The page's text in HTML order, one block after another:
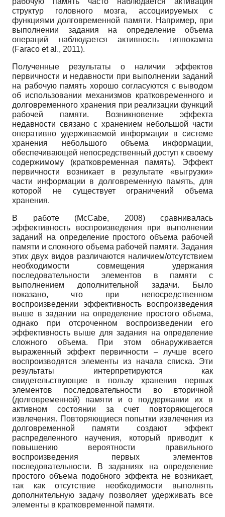
структур головного мозга, ассоциируемых с
функциями долговременной памяти. Например, при
выполнении задания на определение объема
операций наблюдается активность гиппокампа
(Faraco et al., 2011).
Полученные результаты о наличии эффектов
первичности и недавности при выполнении заданий
на рабочую память хорошо согласуются с выводом
об использовании механизмов кратковременного и
долговременного хранения при реализации функций
рабочей памяти. Возникновение эффекта
недавности связано с хранением небольшой части
оперативно удерживаемой информации в системе
хранения небольшого объема информации,
обеспечивающей непосредственный доступ к своему
содержимому (кратковременная память). Эффект
первичности возникает в результате «выгрузки»
части информации в долговременную память, для
которой не существует ограничений объема
хранения.
В работе (McCabe, 2008) сравнивалась
эффективность воспроизведения при выполнении
заданий на определение простого объема рабочей
памяти и сложного объема рабочей памяти. Задания
этих двух видов различаются наличием/отсутствием
необходимости совмещения удержания
последовательности элементов в памяти с
выполнением дополнительной задачи. Было
показано, что при непосредственном
воспроизведении эффективность воспроизведения
выше в задании на определение простого объема,
однако при отсроченном воспроизведении его
эффективность выше для задания на определение
сложного объема. При этом обнаруживается
выраженный эффект первичности – лучше всего
воспроизводятся элементы из начала списка. Эти
результаты интерпретируются как
свидетельствующие в пользу хранения первых
элементов последовательности во вторичной
(долговременной) памяти и о поддержании их в
активном состоянии за счет повторяющегося
извлечения. Повторяющиеся попытки извлечения из
долговременной памяти создают эффект
распределенного научения, который приводит к
повышению вероятности правильного
воспроизведения первых элементов
последовательности. В заданиях на определение
простого объема подобного эффекта не возникает,
так как отсутствие необходимости выполнять
дополнительную задачу позволяет удерживать все
элементы в кратковременной памяти.